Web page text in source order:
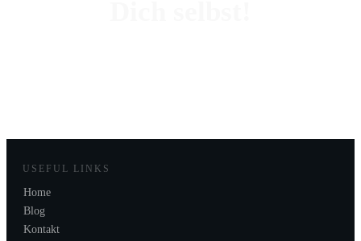
USEFUL LINKS
Home
Blog
Kontakt